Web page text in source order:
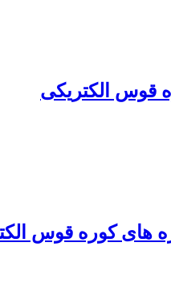
قوس الکتریکی
کوره قوس